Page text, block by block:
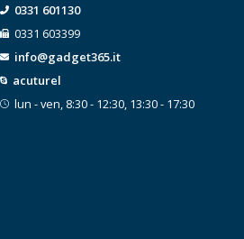
0331 601130
0331 603399
info@gadget365.it
acuturel
lun - ven, 8:30 - 12:30, 13:30 - 17:30